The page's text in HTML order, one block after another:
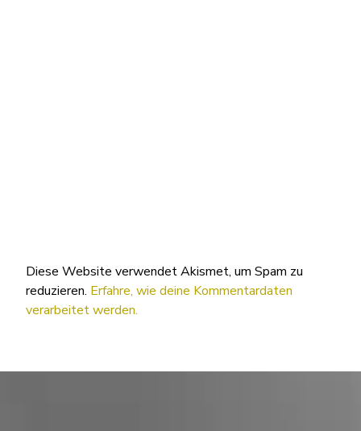
Diese Website verwendet Akismet, um Spam zu
reduzieren. Erfahre, wie deine Kommentardaten
verarbeitet werden.